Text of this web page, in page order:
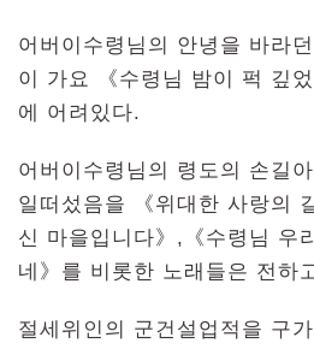
어버이수령님의 안녕을 바라
이 가요 《수령님 밤이 퍽 깊
에 어려있다.
어버이수령님의 령도의 손길
일떠섰음을 《위대한 사랑의
신 마을입니다》,《수령님 우
네》를 비롯한 노래들은 전하
절세위인의 군건설업적을 구